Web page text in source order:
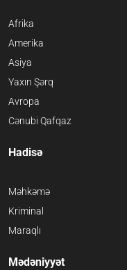
Afrika
Amerika
Asiya
Yaxın Şərq
Avropa
Cənubi Qafqaz
Hadisə
Məhkəmə
Kriminal
Maraqlı
Mədəniyyət